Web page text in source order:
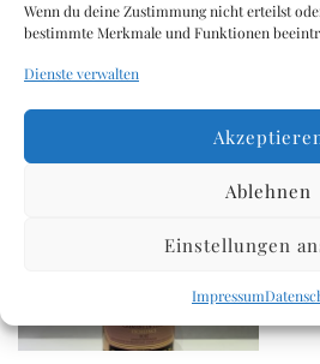
Wenn du deine Zustimmung nicht erteilst
bestimmte Merkmale und Funktionen
Dienste verwalten
Ablehnen
Einstellungen
Impressum
IN DEN WARENKORB